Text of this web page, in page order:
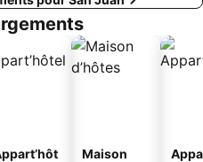
Maison